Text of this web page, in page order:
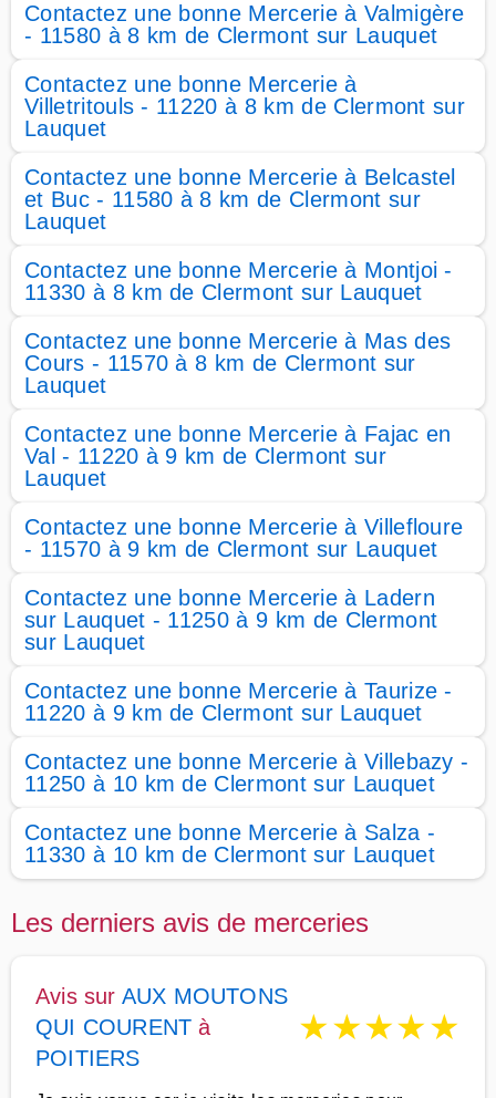
Contactez une bonne Mercerie à Valmigère
- 11580 à 8 km de Clermont sur Lauquet
Contactez une bonne Mercerie à
Villetritouls - 11220 à 8 km de Clermont sur
Lauquet
Contactez une bonne Mercerie à Belcastel
et Buc - 11580 à 8 km de Clermont sur
Lauquet
Contactez une bonne Mercerie à Montjoi -
11330 à 8 km de Clermont sur Lauquet
Contactez une bonne Mercerie à Mas des
Cours - 11570 à 8 km de Clermont sur
Lauquet
Contactez une bonne Mercerie à Fajac en
Val - 11220 à 9 km de Clermont sur
Lauquet
Contactez une bonne Mercerie à Villefloure
- 11570 à 9 km de Clermont sur Lauquet
Contactez une bonne Mercerie à Ladern
sur Lauquet - 11250 à 9 km de Clermont
sur Lauquet
Contactez une bonne Mercerie à Taurize -
11220 à 9 km de Clermont sur Lauquet
Contactez une bonne Mercerie à Villebazy -
11250 à 10 km de Clermont sur Lauquet
Contactez une bonne Mercerie à Salza -
11330 à 10 km de Clermont sur Lauquet
Les derniers avis de merceries
Avis sur AUX MOUTONS
QUI COURENT à
POITIERS
★★★★★